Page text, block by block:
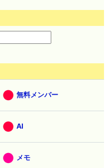
無料メンバー
AI
メモ